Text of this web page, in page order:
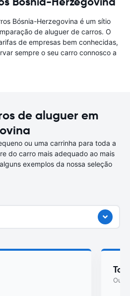
Bósnia-Herzegovina é um sítio
de aluguer de carros. O
de empresas bem conhecidas,
sempre o seu carro connosco a
de aluguer em
ou uma carrinha para toda a
do carro mais adequado ao mais
exemplos da nossa seleção
Ou